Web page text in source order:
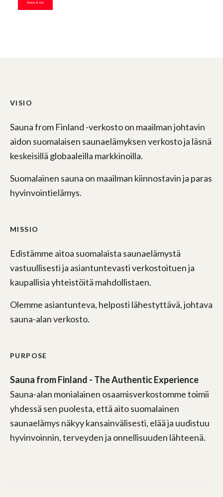
VISIO
Sauna from Finland -verkosto on maailman johtavin
aidon suomalaisen saunaelämyksen verkosto ja läsnä
keskeisillä globaaleilla markkinoilla.
Suomalainen sauna on maailman kiinnostavin ja paras
hyvinvointielämys.
MISSIO
Edistämme aitoa suomalaista saunaelämystä
vastuullisesti ja asiantuntevasti verkostoituen ja
kaupallisia yhteistöitä mahdollistaen.
Olemme asiantunteva, helposti lähestyttävä, johtava
sauna-alan verkosto.
PURPOSE
Sauna from Finland - The Authentic Experience
Sauna-alan monialainen osaamisverkostomme toimii
yhdessä sen puolesta, että aito suomalainen
saunaelämys näkyy kansainvälisesti, elää ja uudistuu
hyvinvoinnin, terveyden ja onnellisuuden lähteenä.